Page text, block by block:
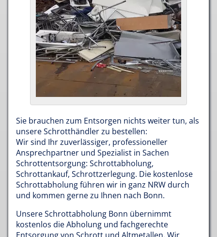
Sie brauchen zum Entsorgen nichts weiter tun, als
unsere Schrotthändler zu bestellen:
Wir sind Ihr zuverlässiger, professioneller
Ansprechpartner und Spezialist in Sachen
Schrottentsorgung: Schrottabholung,
Schrottankauf, Schrottzerlegung. Die kostenlose
Schrottabholung führen wir in ganz NRW durch
und kommen gerne zu Ihnen nach Bonn.
Unsere Schrottabholung Bonn übernimmt
kostenlos die Abholung und fachgerechte